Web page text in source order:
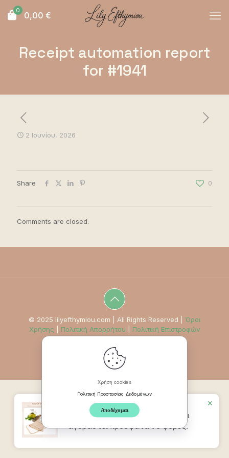
0 0,00 €
Receipt automation report
for #1941
2 Ιουνίου, 2026
Share 0
Comments are closed.
© 2025 lilyefthymiou.com | All Rights Reserved | Όροι
Χρήσης
Πολιτική Απορρήτου Πολιτική Επιστροφών
Χρήση cookies
Πολιτική Προστασίας Δεδομένων
Αποδέχομαι
ΠροϊονΖώνη Καστορέλαιου
έχει
αγοραστεί πρόσφατα t 6 φορές.
✕